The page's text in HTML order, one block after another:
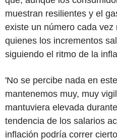
muestran resilientes y el
existe un número cada
quienes los incrementos
siguiendo el ritmo de la
'No se percibe nada en
mantenemos muy, muy
mantuviera elevada
tendencia de los salarios
inflación podría correr